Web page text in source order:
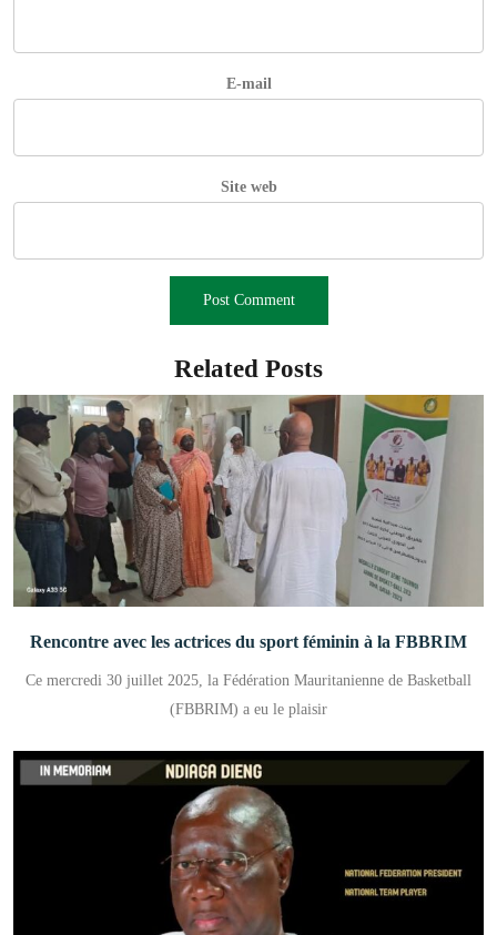
E-mail
Site web
Related Posts
Rencontre avec les actrices du sport féminin à la FBBRIM
Ce mercredi 30 juillet 2025, la Fédération Mauritanienne de Basketball
(FBBRIM) a eu le plaisir